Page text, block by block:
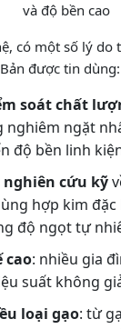
và độ bền cao
có một số lý do
được tin dùng:
soát chất
nghiêm ngặt
độ bền linh
cứu kỹ
hợp kim đặc
độ ngọt tự
cao: nhiều gia
suất không
loại gạo: từ